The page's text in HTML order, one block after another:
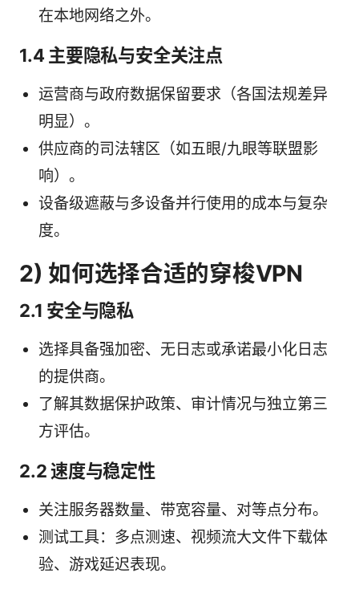
在本地网络之外。
1.4 主要隐私与安全关注点
运营商与政府数据保留要求（各国法规差异
明显）。
供应商的司法辖区（如五眼/九眼等联盟影
响）。
设备级遮蔽与多设备并行使用的成本与复杂
度。
2) 如何选择合适的穿梭VPN
2.1 安全与隐私
选择具备强加密、无日志或承诺最小化日志
的提供商。
了解其数据保护政策、审计情况与独立第三
方评估。
2.2 速度与稳定性
关注服务器数量、带宽容量、对等点分布。
测试工具：多点测速、视频流大文件下载体
验、游戏延迟表现。